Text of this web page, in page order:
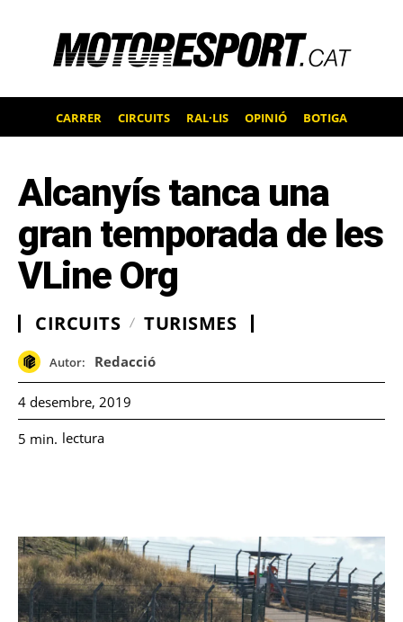
CARRER CIRCUITS RAL·LIS OPINIÓ BOTIGA
Alcanyís tanca una
gran temporada de les
VLine Org
CIRCUITS TURISMES
Autor: Redacció
4 desembre, 2019
5 min. lectura